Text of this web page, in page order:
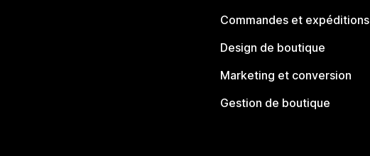
Commandes et expéditions
Design de boutique
Marketing et conversion
Gestion de boutique